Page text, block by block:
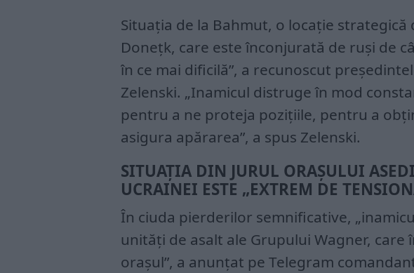
Situația de la Bahmut, o locație
Donețk, care este înconjurată de ruși de
în ce mai dificilă”, a recunoscut
Zelenski. „Inamicul distruge în mod
pentru a ne proteja pozițiile, pentru a
asigura apărarea”, a spus Zelenski.
SITUAȚIA DIN JURUL ORAȘULUI
UCRAINEI ESTE „EXTREM DE
În ciuda pierderilor semnificative,
unități de asalt ale Grupului Wagner, care
orașul”, a anunțat pe Telegram